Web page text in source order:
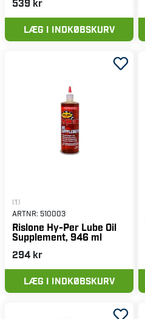
539 kr
LÆG I INDKØBSKURV
(1)
ARTNR: 510003
Rislone Hy-Per Lube Oil
Supplement, 946 ml
294 kr
LÆG I INDKØBSKURV